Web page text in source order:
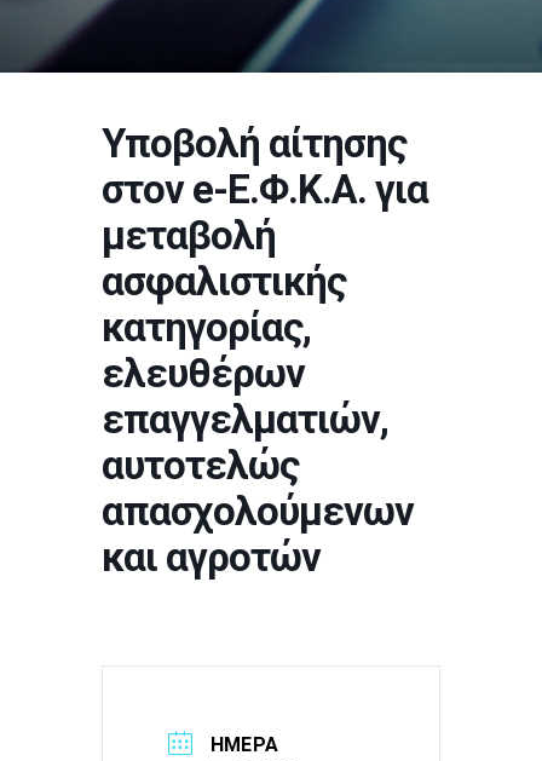
Υποβολή αίτησης
στον e-Ε.Φ.Κ.Α. για
μεταβολή
ασφαλιστικής
κατηγορίας,
ελευθέρων
επαγγελματιών,
αυτοτελώς
απασχολούμενων
και αγροτών
ΗΜΕΡΑ